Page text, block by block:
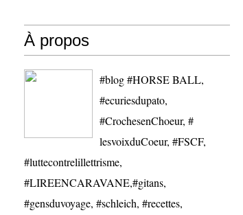
À propos
#blog #HORSE BALL,
#ecuriesdupato,
#CrochesenChoeur, #
lesvoixduCoeur, #FSCF,
#luttecontrelillettrisme,
#LIREENCARAVANE,#gitans,
#gensduvoyage, #schleich, #recettes,